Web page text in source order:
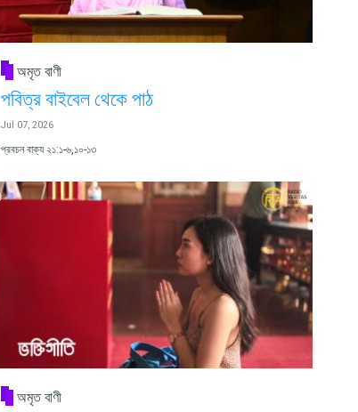
অমৃত বাণী
পবিত্র বাইবেল থেকে পাঠ
Jul 07, 2026
প্রবচন বাক্য ২১:১-৬,১০-১৩
অমৃত বাণী